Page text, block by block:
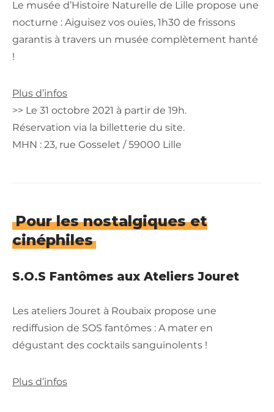
Le musée d’Histoire Naturelle de Lille propose une
nocturne : Aiguisez vos ouïes, 1h30 de frissons
garantis à travers un musée complètement hanté
!
Plus d’infos
>> Le 31 octobre 2021 à partir de 19h.
Réservation via la billetterie du site.
MHN : 23, rue Gosselet / 59000 Lille
Pour les nostalgiques et
cinéphiles
S.O.S Fantômes aux Ateliers Jouret
Les ateliers Jouret à Roubaix propose une
rediffusion de SOS fantômes : A mater en
dégustant des cocktails sanguinolents !
Plus d’infos